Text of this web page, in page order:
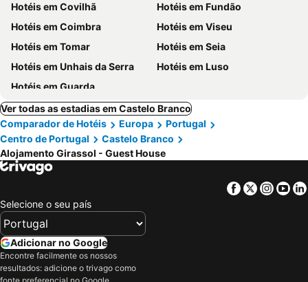
Hotéis em Covilhã
Hotéis em Fundão
Hotéis em Coimbra
Hotéis em Viseu
Hotéis em Tomar
Hotéis em Seia
Hotéis em Unhais da Serra
Hotéis em Luso
Hotéis em Guarda
Ver todas as estadias em Castelo Branco
Comparador de Hotéis
Europa
Portugal
Centro de Portugal
Castelo Branco
Alojamento Girassol - Guest House
Facebook
Twitter
Selecione o seu país
Adicionar no Google
Encontre facilmente os nossos
resultados: adicione o trivago como